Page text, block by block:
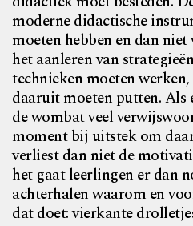
moderne didactische
moeten hebben en dan
het aanleren van
technieken moeten
daaruit moeten putten. Als
de wombat veel
moment bij uitstek om
verliest dan niet de
het gaat leerlingen er dan
achterhalen waarom en
dat doet: vierkante